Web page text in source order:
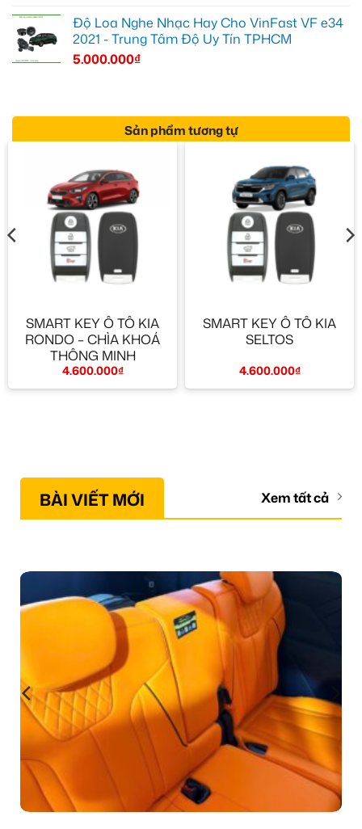
Độ Loa Nghe Nhạc Hay Cho VinFast VF e34
2021 - Trung Tâm Độ Uy Tín TPHCM
5.000.000₫
Sản phẩm tương tự
SMART KEY Ô TÔ KIA
RONDO – CHÌA KHOÁ
THÔNG MINH
4.600.000₫
SMART KEY Ô TÔ KIA
SELTOS
4.600.000₫
BÀI VIẾT MỚI Xem tất cả